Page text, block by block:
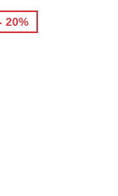
20%